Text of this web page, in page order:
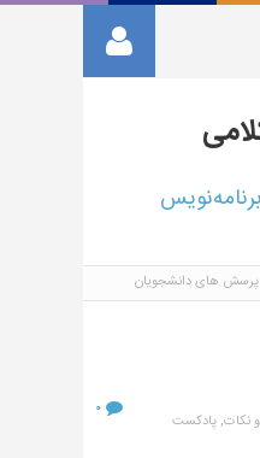
های دانشجویان
نکات,پادکست
۰